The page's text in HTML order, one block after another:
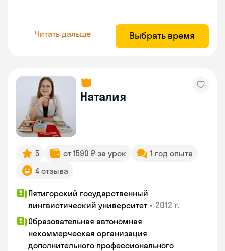
Читать дальше Выбрать время
Наталия
5 от 1590 ₽ за урок
1 год опыта
4 отзыва
Пятигорский государственный
лингвистический университет • 2012 г.
Образовательная автономная
некоммерческая организация
дополнительного профессионального